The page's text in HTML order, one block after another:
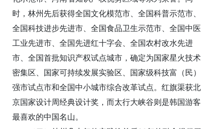
时，林州先后获得全国文化模范市、全国科普示范市、
全国科技进步先进市、全国食品卫生示范市、全国中医
工业先进市、全国先进红十字会、全国农村改水先进
市、全国首批知识产权试点城市，确定为国家星火技术
密集区、国家可持续发展实验区、国家级科技富（民）
强市试点市和全国中小城市综合改革试点。红旗渠获北
京国家设计周经典设计奖，而太行大峡谷则是韩国游客
最喜欢的中国名山。